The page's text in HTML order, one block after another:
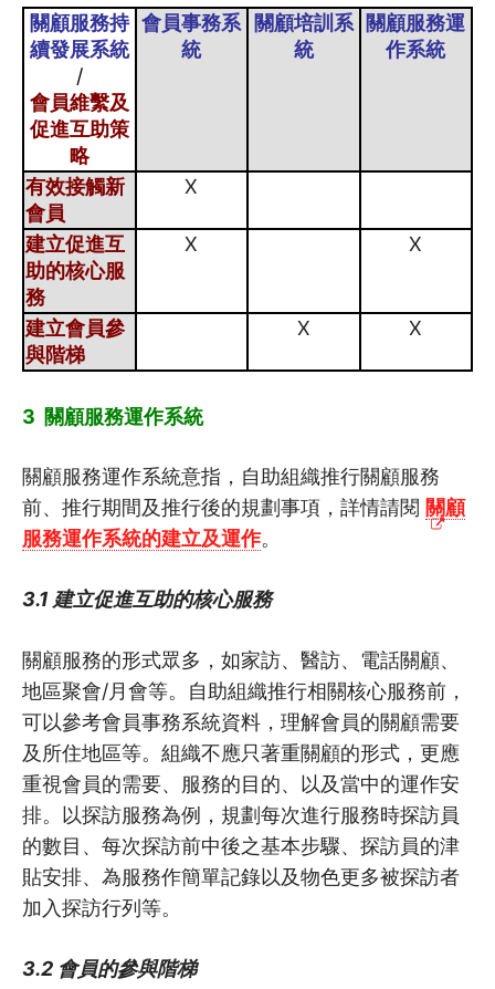
關顧服務持
續發展系統
/
會員維繫及
促進互助策
略
會員事務系
統
關顧培訓系
統
關顧服務運
作系統
有效接觸新
會員
X
建立促進互
助的核心服
務
X X
建立會員參
與階梯
X X
3 關顧服務運作系統
關顧服務運作系統意指，自助組織推行關顧服務
前、推行期間及推行後的規劃事項，詳情請閱 關顧
服務運作系統的建立及運作。
3.1 建立促進互助的核心服務
關顧服務的形式眾多，如家訪、醫訪、電話關顧、
地區聚會/月會等。自助組織推行相關核心服務前，
可以參考會員事務系統資料，理解會員的關顧需要
及所住地區等。組織不應只著重關顧的形式，更應
重視會員的需要、服務的目的、以及當中的運作安
排。以探訪服務為例，規劃每次進行服務時探訪員
的數目、每次探訪前中後之基本步驟、探訪員的津
貼安排、為服務作簡單記錄以及物色更多被探訪者
加入探訪行列等。
3.2 會員的參與階梯
3.3 建立核心服務 – 自助組織實例…
4 關顧培訓系統
4.1
4.2 關顧培訓系統 – 概念篇 (二)
4.3 關顧培訓系統 – 概念篇 (三)
4.4 關顧培訓系統- 自助組織實例 (…
4.5